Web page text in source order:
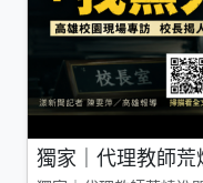
獨家｜代理教師